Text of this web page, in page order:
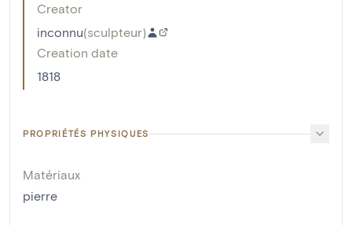
Creator
inconnu(sculpteur)
Creation date
1818
PROPRIÉTÉS PHYSIQUES
Matériaux
pierre